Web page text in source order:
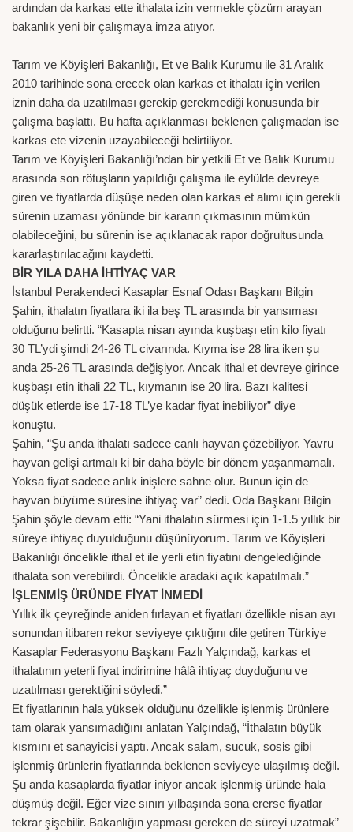
ardından da karkas ette ithalata izin vermekle çözüm arayan
bakanlık yeni bir çalışmaya imza atıyor.
Tarım ve Köyişleri Bakanlığı, Et ve Balık Kurumu ile 31 Aralık
2010 tarihinde sona erecek olan karkas et ithalatı için verilen
iznin daha da uzatılması gerekip gerekmediği konusunda bir
çalışma başlattı. Bu hafta açıklanması beklenen çalışmadan ise
karkas ete vizenin uzayabileceği belirtiliyor.
Tarım ve Köyişleri Bakanlığı’ndan bir yetkili Et ve Balık Kurumu
arasında son rötuşların yapıldığı çalışma ile eylülde devreye
giren ve fiyatlarda düşüşe neden olan karkas et alımı için gerekli
sürenin uzaması yönünde bir kararın çıkmasının mümkün
olabileceğini, bu sürenin ise açıklanacak rapor doğrultusunda
kararlaştırılacağını kaydetti.
BİR YILA DAHA İHTİYAÇ VAR
İstanbul Perakendeci Kasaplar Esnaf Odası Başkanı Bilgin
Şahin, ithalatın fiyatlara iki ila beş TL arasında bir yansıması
olduğunu belirtti. “Kasapta nisan ayında kuşbaşı etin kilo fiyatı
30 TL’ydi şimdi 24-26 TL civarında. Kıyma ise 28 lira iken şu
anda 25-26 TL arasında değişiyor. Ancak ithal et devreye girince
kuşbaşı etin ithali 22 TL, kıymanın ise 20 lira. Bazı kalitesi
düşük etlerde ise 17-18 TL’ye kadar fiyat inebiliyor” diye
konuştu.
Şahin, “Şu anda ithalatı sadece canlı hayvan çözebiliyor. Yavru
hayvan gelişi artmalı ki bir daha böyle bir dönem yaşanmamalı.
Yoksa fiyat sadece anlık inişlere sahne olur. Bunun için de
hayvan büyüme süresine ihtiyaç var” dedi. Oda Başkanı Bilgin
Şahin şöyle devam etti: “Yani ithalatın sürmesi için 1-1.5 yıllık bir
süreye ihtiyaç duyulduğunu düşünüyorum. Tarım ve Köyişleri
Bakanlığı öncelikle ithal et ile yerli etin fiyatını dengelediğinde
ithalata son verebilirdi. Öncelikle aradaki açık kapatılmalı.”
İŞLENMİŞ ÜRÜNDE FİYAT İNMEDİ
Yıllık ilk çeyreğinde aniden fırlayan et fiyatları özellikle nisan ayı
sonundan itibaren rekor seviyeye çıktığını dile getiren Türkiye
Kasaplar Federasyonu Başkanı Fazlı Yalçındağ, karkas et
ithalatının yeterli fiyat indirimine hâlâ ihtiyaç duyduğunu ve
uzatılması gerektiğini söyledi.”
Et fiyatlarının hala yüksek olduğunu özellikle işlenmiş ürünlere
tam olarak yansımadığını anlatan Yalçındağ, “İthalatın büyük
kısmını et sanayicisi yaptı. Ancak salam, sucuk, sosis gibi
işlenmiş ürünlerin fiyatlarında beklenen seviyeye ulaşılmış değil.
Şu anda kasaplarda fiyatlar iniyor ancak işlenmiş üründe hala
düşmüş değil. Eğer vize sınırı yılbaşında sona ererse fiyatlar
tekrar şişebilir. Bakanlığın yapması gereken de süreyi uzatmak”